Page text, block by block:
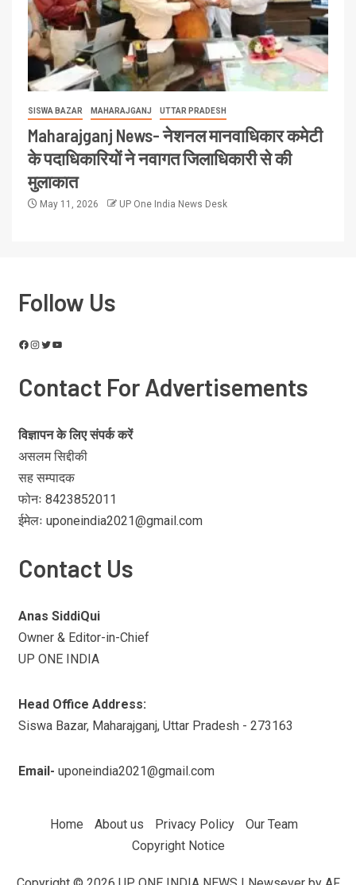
SISWA BAZAR MAHARAJGANJ UTTAR PRADESH
Maharajganj News- नेशनल मानवाधिकार कमेटी
के पदाधिकारियों ने नवागत जिलाधिकारी से की
मुलाकात
May 11, 2026 UP One India News Desk
Follow Us
Contact For Advertisements
विज्ञापन के लिए संपर्क करें
असलम सिद्दीकी
सह सम्पादक
फोनः 8423852011
ईमेलः uponeindia2021@gmail.com
Contact Us
Anas SiddiQui
Owner & Editor-in-Chief
UP ONE INDIA
Head Office Address:
Siswa Bazar, Maharajganj, Uttar Pradesh - 273163
Email- uponeindia2021@gmail.com
Home About us Privacy Policy
Our Team
Copyright Notice